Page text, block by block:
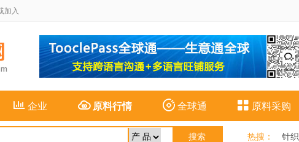
加入
企业 原料行情 全球通  原料采购
热搜 ： 针织